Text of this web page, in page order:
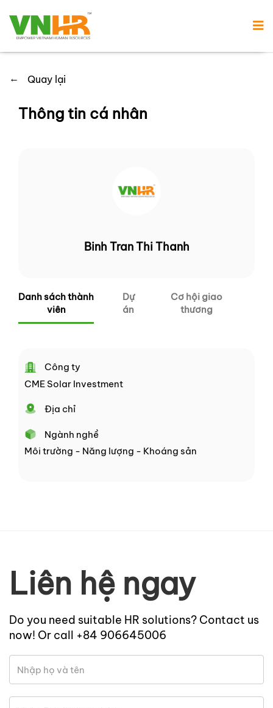
← Quay lại
Thông tin cá nhân
Binh Tran Thi Thanh
Danh sách thành
viên
Dự
án
Cơ hội giao
thương
Công ty
CME Solar Investment
Địa chỉ
Ngành nghề
Môi trường - Năng lượng - Khoáng sản
Liên hệ ngay
Do you need suitable HR solutions? Contact us
now! Or call +84 906645006